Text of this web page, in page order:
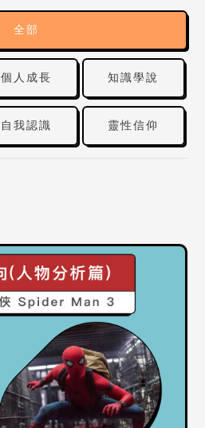
全部
個人成長 知識學說
自我認識 靈性信仰